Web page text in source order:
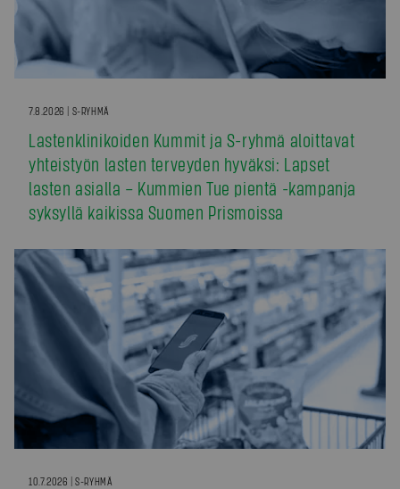
7.8.2026 | S-RYHMÄ
Lastenklinikoiden Kummit ja S-ryhmä aloittavat
yhteistyön lasten terveyden hyväksi: Lapset
lasten asialla – Kummien Tue pientä -kampanja
syksyllä kaikissa Suomen Prismoissa
10.7.2026 | S-RYHMÄ